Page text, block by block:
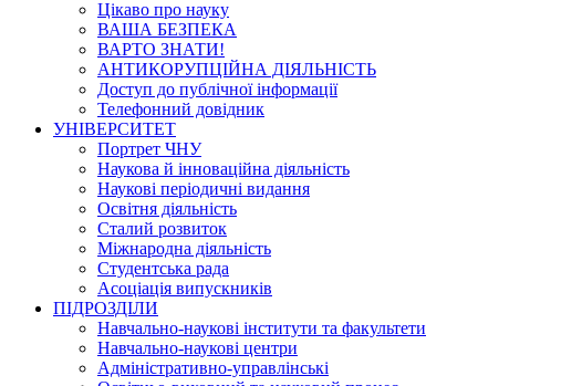
Цікаво про науку
ВАША БЕЗПЕКА
ВАРТО ЗНАТИ!
АНТИКОРУПЦІЙНА ДІЯЛЬНІСТЬ
Доступ до публічної інформації
Телефонний довідник
УНІВЕРСИТЕТ
Портрет ЧНУ
Наукова й інноваційна діяльність
Наукові періодичні видання
Освітня діяльність
Сталий розвиток
Міжнародна діяльність
Студентська рада
Асоціація випускників
ПІДРОЗДІЛИ
Навчально-наукові інститути та факультети
Навчально-наукові центри
Адміністративно-управлінські